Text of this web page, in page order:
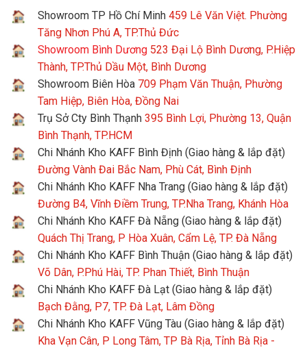
Showroom TP Hồ Chí Minh 459 Lê Văn Việt. Phường
Tăng Nhơn Phú A, TP.Thủ Đức
Showroom Bình Dương 523 Đại Lộ Bình Dương, P.Hiệp
Thành, TP.Thủ Dầu Một, Bình Dương
Showroom Biên Hòa 709 Phạm Văn Thuận, Phường
Tam Hiệp, Biên Hòa, Đồng Nai
Trụ Sở Cty Bình Thạnh 395 Bình Lợi, Phường 13, Quận
Bình Thạnh, TP.HCM
Chi Nhánh Kho KAFF Bình Định (Giao hàng & lắp đặt)
Đường Vành Đai Bắc Nam, Phù Cát, Bình Định
Chi Nhánh Kho KAFF Nha Trang (Giao hàng & lắp đặt)
Đường B4, Vĩnh Điềm Trung, TP.Nha Trang, Khánh Hòa
Chi Nhánh Kho KAFF Đà Nẵng (Giao hàng & lắp đặt)
Quách Thị Trang, P Hòa Xuân, Cẩm Lệ, TP. Đà Nẵng
Chi Nhánh Kho KAFF Bình Thuận (Giao hàng & lắp đặt)
Võ Dân, P.Phú Hài, TP. Phan Thiết, Bình Thuận
Chi Nhánh Kho KAFF Đà Lạt (Giao hàng & lắp đặt)
Bạch Đằng, P7, TP. Đà Lạt, Lâm Đồng
Chi Nhánh Kho KAFF Vũng Tàu (Giao hàng & lắp đặt)
Kha Vạn Cân, P Long Tâm, TP Bà Rịa, Tỉnh Bà Rịa -